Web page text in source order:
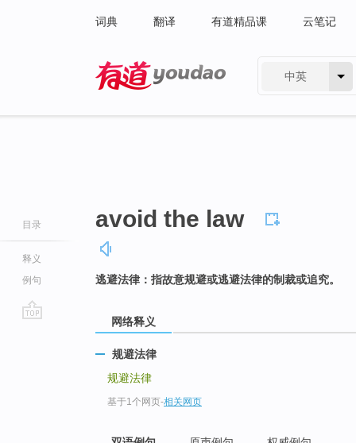
词典 翻译 有道精品课 云笔记
中英
目录
释义
例句
avoid the law
逃避法律：指故意规避或逃避法律的制裁或追究。
网络释义
规避法律
规避法律
基于1个网页-相关网页